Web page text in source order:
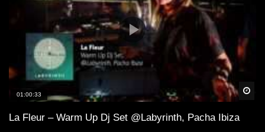
01:00:33
La Fleur – Warm Up Dj Set @Labyrinth, Pacha Ibiza